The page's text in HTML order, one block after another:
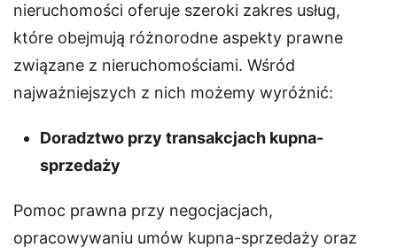
nieruchomości oferuje szeroki zakres usług,
które obejmują różnorodne aspekty prawne
związane z nieruchomościami. Wśród
najważniejszych z nich możemy wyróżnić:
Doradztwo przy transakcjach kupna-
sprzedaży
Pomoc prawna przy negocjacjach,
opracowywaniu umów kupna-sprzedaży oraz